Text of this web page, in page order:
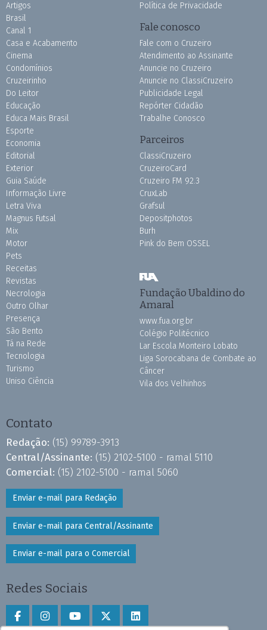
Artigos
Brasil
Canal 1
Casa e Acabamento
Cinema
Condomínios
Cruzeirinho
Do Leitor
Educação
Educa Mais Brasil
Esporte
Economia
Editorial
Exterior
Guia Saúde
Informação Livre
Letra Viva
Magnus Futsal
Mix
Motor
Pets
Receitas
Revistas
Necrologia
Outro Olhar
Presença
São Bento
Tá na Rede
Tecnologia
Turismo
Uniso Ciência
Política de Privacidade
Fale conosco
Fale com o Cruzeiro
Atendimento ao Assinante
Anuncie no Cruzeiro
Anuncie no ClassiCruzeiro
Publicidade Legal
Repórter Cidadão
Trabalhe Conosco
Parceiros
ClassiCruzeiro
CruzeiroCard
Cruzeiro FM 92.3
CruxLab
Grafsul
Depositphotos
Burh
Pink do Bem OSSEL
Fundação Ubaldino do
Amaral
www.fua.org.br
Colégio Politécnico
Lar Escola Monteiro Lobato
Liga Sorocabana de Combate ao
Câncer
Vila dos Velhinhos
Contato
Redação: (15) 99789-3913
Central/Assinante: (15) 2102-5100 - ramal 5110
Comercial: (15) 2102-5100 - ramal 5060
Enviar e-mail para Redação
Enviar e-mail para Central/Assinante
Enviar e-mail para o Comercial
Redes Sociais